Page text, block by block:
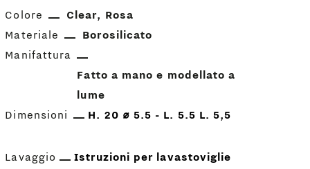
Colore Clear
Rosa
Materiale
Borosilicato
Manifattura
Fatto a mano e modellato a
lume
Dimensioni
H. 20 ⌀ 5.5 - L. 5.5 L. 5,5
Lavaggio Istruzioni per lavastoviglie